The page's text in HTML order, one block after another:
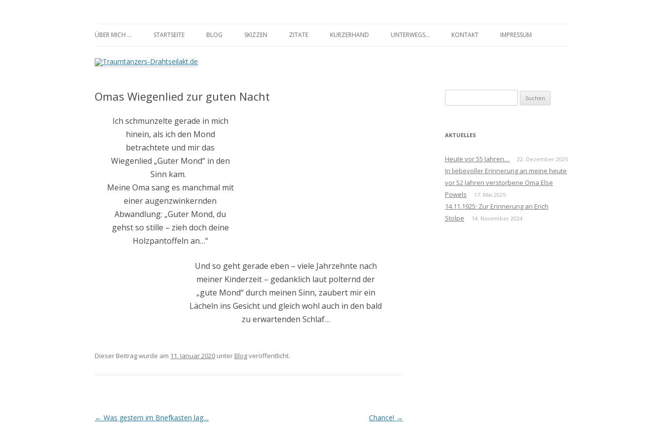
zum
ÜBER MICH … STARTSEITE BLOG SKIZZEN ZITATE KURZERHAND UNTERWEGS… KONTAKT IMPRESSUM
Omas Wiegenlied zur guten Nacht
Ich schmunzelte gerade in mich
hinein, als ich den Mond
betrachtete und mir das
Wiegenlied „Guter Mond“ in den
Sinn kam.
Meine Oma sang es manchmal mit
einer augenzwinkernden
Abwandlung: „Guter Mond, du
gehst so stille – zieh doch deine
Holzpantoffeln an…“
Und so geht gerade eben – viele Jahrzehnte nach
meiner Kinderzeit – gedanklich laut polternd der
„gute Mond“ durch meinen Sinn, zaubert mir ein
Lächeln ins Gesicht und gleich wohl auch in den bald
zu erwartenden Schlaf…
Dieser Beitrag wurde am 11. Januar 2020 unter Blogveröffentlicht.
Beitrags-
← Was gestern im Briefkasten lag… Chance! →
nach:
AKTUELLES
Heute vor 55 Jahren… 22. Dezember 2025
In liebevoller Erinnerung an meine heute
vor 52 Jahren verstorbene Oma Else
Powels
17. Mai 2025
14.11.1925: Zur Erinnerung an Erich
Stolpe
14. November 2024